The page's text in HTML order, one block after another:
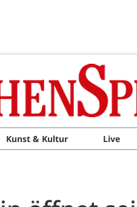
Kunst & Kultur Live